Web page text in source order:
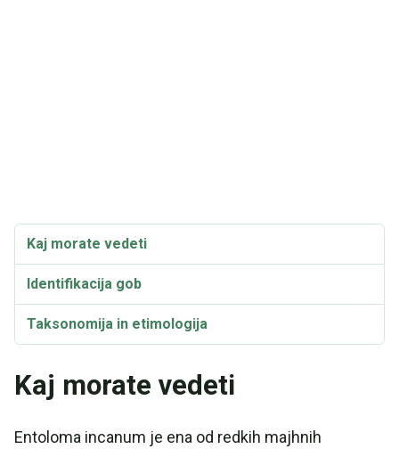
Kaj morate vedeti
Identifikacija gob
Taksonomija in etimologija
Kaj morate vedeti
Entoloma incanum je ena od redkih majhnih